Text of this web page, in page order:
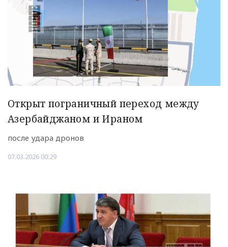
Открыт пограничный переход между
Азербайджаном и Ираном
после удара дронов
07.03.2026 00:29